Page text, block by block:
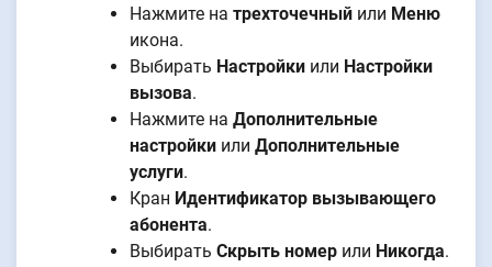
Нажмите на трехточечный или Меню
икона.
Выбирать Настройки или Настройки
вызова.
Нажмите на Дополнительные
настройки или Дополнительные
услуги.
Кран Идентификатор вызывающего
абонента.
Выбирать Скрыть номер или Никогда.